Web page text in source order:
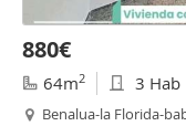
880€
64m2 3 Hab
Benalua-la Florida-